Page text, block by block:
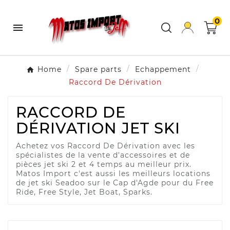

0
Home Spare parts
Echappement
Raccord De Dérivation
RACCORD DE
DÉRIVATION JET SKI
Achetez vos Raccord De Dérivation avec les
spécialistes de la vente d'accessoires et de
pièces jet ski 2 et 4 temps au meilleur prix.
Matos Import c'est aussi les meilleurs locations
de jet ski Seadoo sur le Cap d'Agde pour du Free
Ride, Free Style, Jet Boat, Sparks.